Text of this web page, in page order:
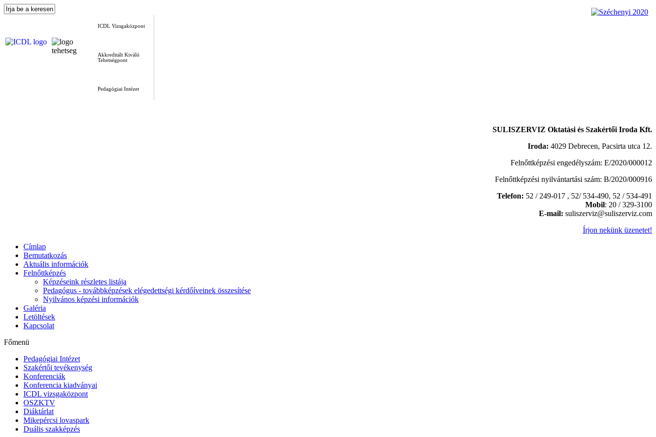
ICDL Vizsgaközpont
Akkreditált Kiváló
Tehetségpont
Pedagógiai Intézet
SULISZERVIZ Oktatási és Szakértői Iroda Kft.
Iroda: 4029 Debrecen, Pacsirta utca 12.
Felnőttképzési engedélyszám: E/2020/000012
Felnőttképzési nyilvántartási szám: B/2020/000916
Telefon: 52 / 249-017 , 52/ 534-490, 52 / 534-491
Mobil: 20 / 329-3100
E-mail: suliszerviz@suliszerviz.com
Írjon nekünk üzenetet!
Címlap
Bemutatkozás
Aktuális információk
Felnőttképzés
Képzéseink részletes listája
Pedagógus - továbbképzések elégedettségi kérdőíveinek összesítése
Nyilvános képzési információk
Galéria
Letöltések
Kapcsolat
Főmenü
Pedagógiai Intézet
Szakértői tevékenység
Konferenciák
Konferencia kiadványai
ICDL vizsgaközpont
OSZKTV
Diáktárlat
Mikepércsi lovaspark
Duális szakképzés